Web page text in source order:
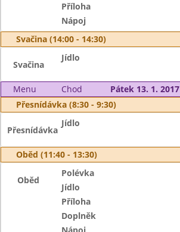
Příloha
Nápoj
Svačina (14:00 - 14:30)
Svačina
Jídlo
Menu Chod
Pátek 13. 1. 2017
Přesnídávka (8:30 - 9:30)
Přesnídávka
Jídlo
Oběd (11:40 - 13:30)
Oběd
Polévka
Jídlo
Příloha
Doplněk